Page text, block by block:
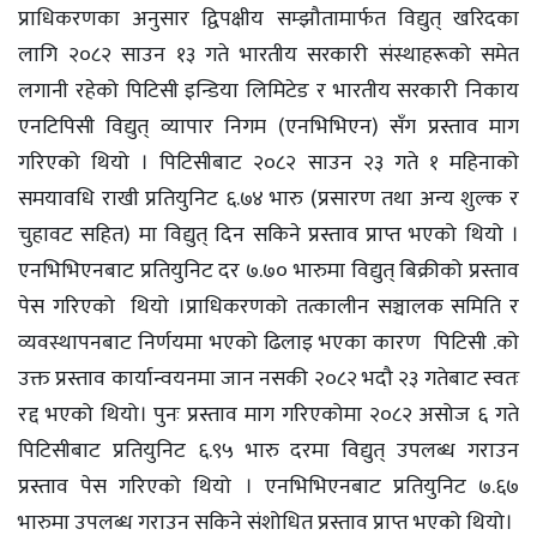
प्राधिकरणका अनुसार द्विपक्षीय सम्झौतामार्फत विद्युत् खरिदका
लागि २०८२ साउन १३ गते भारतीय सरकारी संस्थाहरूको समेत
लगानी रहेको पिटिसी इन्डिया लिमिटेड र भारतीय सरकारी निकाय
एनटिपिसी विद्युत् व्यापार निगम (एनभिभिएन) सँग प्रस्ताव माग
गरिएको थियो । पिटिसीबाट २०८२ साउन २३ गते १ महिनाको
समयावधि राखी प्रतियुनिट ६.७४ भारु (प्रसारण तथा अन्य शुल्क र
चुहावट सहित) मा विद्युत् दिन सकिने प्रस्ताव प्राप्त भएको थियो ।
एनभिभिएनबाट प्रतियुनिट दर ७.७० भारुमा विद्युत् बिक्रीको प्रस्ताव
पेस गरिएको थियो ।प्राधिकरणको तत्कालीन सञ्चालक समिति र
व्यवस्थापनबाट निर्णयमा भएको ढिलाइ भएका कारण पिटिसी .को
उक्त प्रस्ताव कार्यान्वयनमा जान नसकी २०८२ भदौ २३ गतेबाट स्वतः
रद्द भएको थियो। पुनः प्रस्ताव माग गरिएकोमा २०८२ असोज ६ गते
पिटिसीबाट प्रतियुनिट ६.९५ भारु दरमा विद्युत् उपलब्ध गराउन
प्रस्ताव पेस गरिएको थियो । एनभिभिएनबाट प्रतियुनिट ७.६७
भारुमा उपलब्ध गराउन सकिने संशोधित प्रस्ताव प्राप्त भएको थियो।